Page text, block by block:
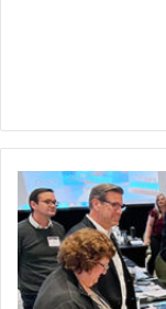
Dow
anuncia
os
finalistas
do
Prêmio